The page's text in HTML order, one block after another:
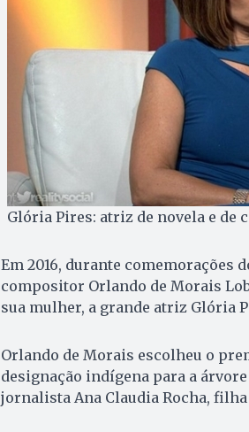
Glória Pires: atriz de novela e de
Em 2016, durante comemorações
compositor Orlando de Morais
sua mulher, a grande atriz Glória
Orlando de Morais escolheu o
designação indígena para a
jornalista Ana Claudia Rocha, filha